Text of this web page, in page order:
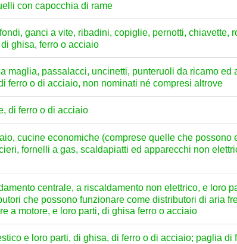
con capocchia di rame
ganci a vite, ribadini, copiglie, pernotti, chiavette,
ghisa, ferro o acciaio
maglia, passalacci, uncinetti, punteruoli da ricamo
ferro o di acciaio, non nominati né compresi altrove
di ferro o di acciaio
cucine economiche (comprese quelle che
fornelli a gas, scaldapiatti ed apparecchi non
centrale, a riscaldamento non elettrico, e loro
che possono funzionare come distributori di aria
a motore, e loro parti, di ghisa ferro o acciaio
e loro parti, di ghisa, di ferro o di acciaio; paglia